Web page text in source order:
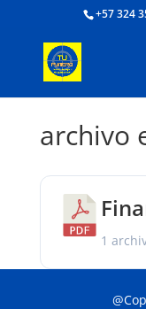
+57 324
archivo
1